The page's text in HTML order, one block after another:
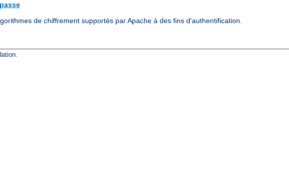
de chiffrement supportés par Apache à des fins d'authentification.